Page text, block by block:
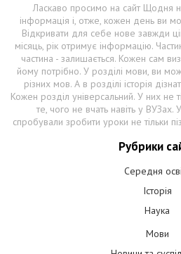
Ласкаво просимо на сайт Щодня
інформація і, отже, кожен день ви
Відкривати для себе нове завжди
місяць, рік отримує інформацію.
частина - залишається. Кожен сам
йому потрібно. У розділі мови, ви
різних мов. А в розділі історія
Кожен розділ універсальний. У них не
те, чого не вчать навіть у ВУЗах.
спробували зробити уроки не тільки
Рубрики
Середня
Історія
Наука
Мови